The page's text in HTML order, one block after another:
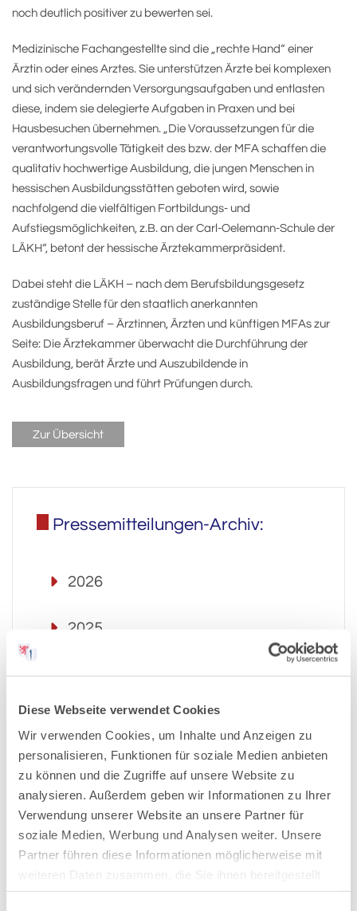
Diese Webseite verwendet Cookies
Wir verwenden Cookies, um Inhalte und Anzeigen zu
personalisieren, Funktionen für soziale Medien anbieten
zu können und die Zugriffe auf unsere Website zu
analysieren. Außerdem geben wir Informationen zu Ihrer
Verwendung unserer Website an unsere Partner für
soziale Medien, Werbung und Analysen weiter. Unsere
Partner führen diese Informationen möglicherweise mit
weiteren Daten zusammen, die Sie ihnen bereitgestellt
haben oder die sie im Rahmen Ihrer Nutzung der Dienste
noch deutlich positiver zu bewerten sei.
Medizinische Fachangestellte sind die „rechte Hand“ einer
Ärztin oder eines Arztes. Sie unterstützen Ärzte bei komplexen
und sich verändernden Versorgungsaufgaben und entlasten
diese, indem sie delegierte Aufgaben in Praxen und bei
Hausbesuchen übernehmen. „Die Voraussetzungen für die
verantwortungsvolle Tätigkeit des bzw. der MFA schaffen die
qualitativ hochwertige Ausbildung, die jungen Menschen in
hessischen Ausbildungsstätten geboten wird, sowie
nachfolgend die vielfältigen Fortbildungs- und
Aufstiegsmöglichkeiten, z.B. an der Carl-Oelemann-Schule der
LÄKH“, betont der hessische Ärztekammerpräsident.
Dabei steht die LÄKH – nach dem Berufsbildungsgesetz
zuständige Stelle für den staatlich anerkannten
Ausbildungsberuf – Ärztinnen, Ärzten und künftigen MFAs zur
Seite: Die Ärztekammer überwacht die Durchführung der
Ausbildung, berät Ärzte und Auszubildende in
Ausbildungsfragen und führt Prüfungen durch.
Zur Übersicht
Pressemitteilungen-Archiv:
2026
2025
2024
2022
2021
2020